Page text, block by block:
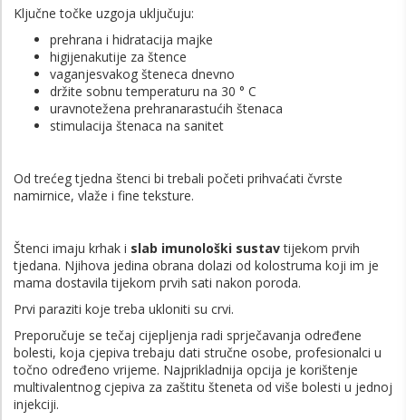
Ključne točke uzgoja uključuju:
prehrana i hidratacija majke
higijenakutije za štence
vaganjesvakog šteneca dnevno
držite sobnu temperaturu na 30 ° C
uravnotežena prehranarastućih štenaca
stimulacija štenaca na sanitet
Od trećeg tjedna štenci bi trebali početi prihvaćati čvrste
namirnice, vlaže i fine teksture.
Štenci imaju krhak i slab imunološki sustavtijekom prvih
tjedana. Njihova jedina obrana dolazi od kolostruma koji im je
mama dostavila tijekom prvih sati nakon poroda.
Prvi paraziti koje treba ukloniti su crvi.
Preporučuje se tečaj cijepljenja radi sprječavanja određene
bolesti, koja cjepiva trebaju dati stručne osobe, profesionalci u
točno određeno vrijeme. Najprikladnija opcija je korištenje
multivalentnog cjepiva za zaštitu šteneta od više bolesti u jednoj
injekciji.